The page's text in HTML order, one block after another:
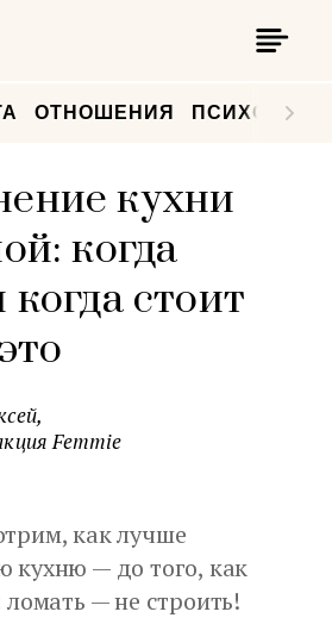
ОТНОШЕНИЯ
кухни
когда
когда стоит
Femmie
как лучше
кухню — до того, как
ломать — не строить!